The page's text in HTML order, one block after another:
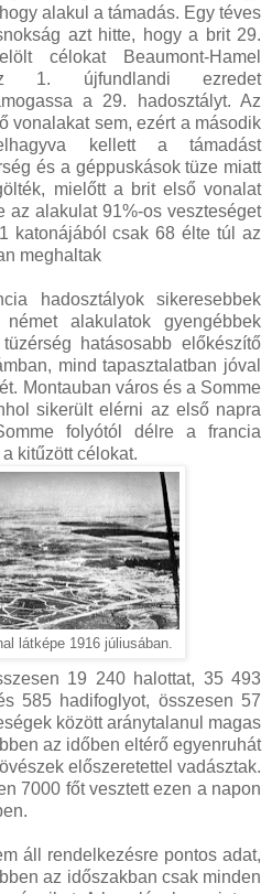
alakul a támadás. Egy téves
azt hitte, hogy a brit 29.
célokat Beaumont-Hamel
1. újfundlandi ezredet
a 29. hadosztályt. Az
vonalakat sem, ezért a második
kellett a támadást
és a géppuskások tüze miatt
mielőtt a brit első vonalat
az alakulat 91%-os veszteséget
katonájából csak 68 élte túl az
meghaltak
hadosztályok sikeresebbek
alakulatok gyengébbek
hatásosabb előkészítő
mind tapasztalatban jóval
Montauban város és a Somme
sikerült elérni az első napra
folyótól délre a francia
kitűzött célokat.
látképe 1916 júliusában.
19 240 halottat, 35 493
585 hadifoglyot, összesen 57
között aránytalanul magas
az időben eltérő egyenruhát
előszeretettel vadásztak.
7000 főt vesztett ezen a napon
áll rendelkezésre pontos adat,
az időszakban csak minden